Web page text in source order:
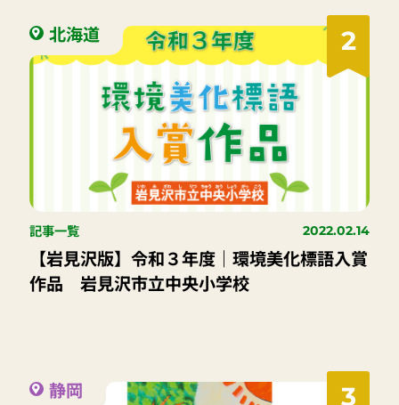
2
北海道
記事一覧 2022.02.14
【岩見沢版】令和３年度｜環境美化標語入賞
作品 岩見沢市立中央小学校
3
静岡